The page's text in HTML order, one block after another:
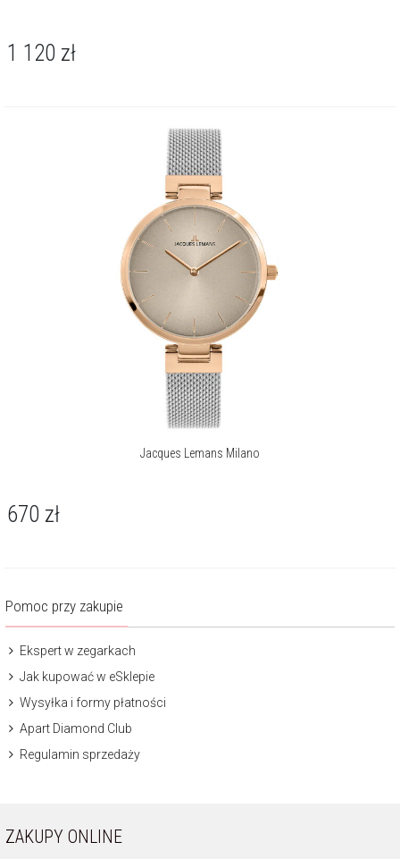
1 120 zł
Jacques Lemans Milano
670 zł
Pomoc przy zakupie
Ekspert w zegarkach
Jak kupować w eSklepie
Wysyłka i formy płatności
Apart Diamond Club
Regulamin sprzedaży
ZAKUPY ONLINE